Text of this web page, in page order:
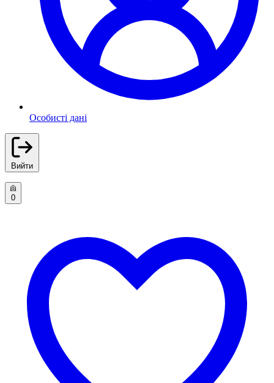
Особисті дані
Вийти
0